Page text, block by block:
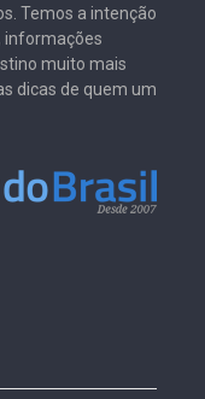
Temos a intenção
informações
muito mais
dicas de quem um